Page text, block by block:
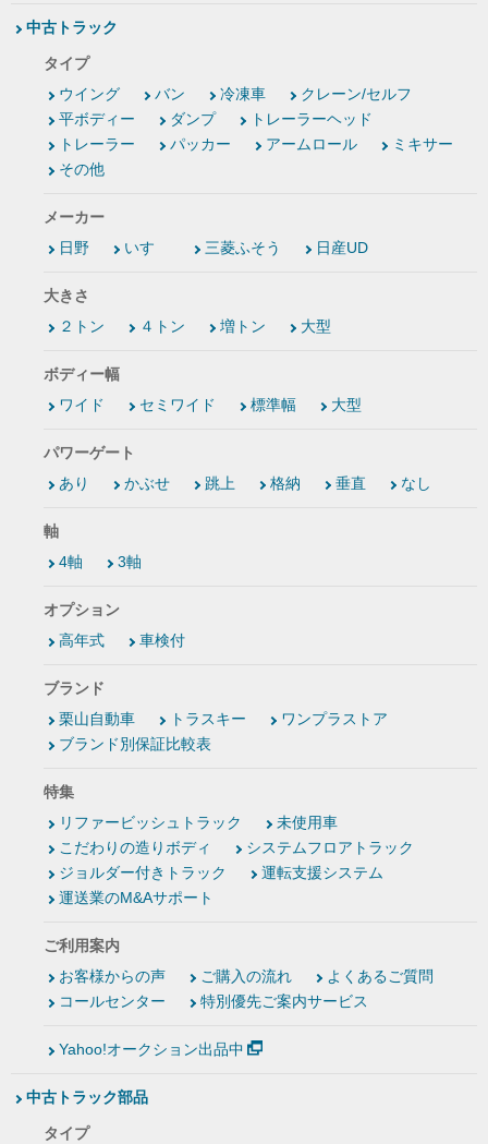
中古トラック
タイプ
ウイング
バン 冷凍車
クレーン/セルフ
平ボディー
ダンプ
トレーラーヘッド
トレーラー
パッカー アームロール
ミキサー
その他
メーカー
日野
いすゞ 三菱ふそう 日産UD
大きさ
２トン
４トン 増トン 大型
ボディー幅
ワイド
セミワイド 標準幅 大型
パワーゲート
あり
かぶせ 跳上 格納 垂直 なし
軸
4軸
3軸
オプション
高年式
車検付
ブランド
栗山自動車
トラスキー
ワンプラストア
ブランド別保証比較表
特集
リファービッシュトラック
未使用車
こだわりの造りボディ
システムフロアトラック
ジョルダー付きトラック
運転支援システム
運送業のM&Aサポート
ご利用案内
お客様からの声
ご購入の流れ
よくあるご質問
コールセンター
特別優先ご案内サービス
Yahoo!オークション出品中
中古トラック部品
タイプ